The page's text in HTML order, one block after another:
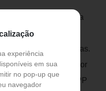
experiência
em sua
no pop-up que
navegador
tem um produto para
academia ou até
montanhas brasileiras.
transparente inovador
durável e Plástico PP